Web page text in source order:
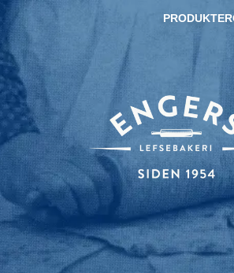
Hopp til hovedinnhold
PRODUKTER
FESTLEFSE MED